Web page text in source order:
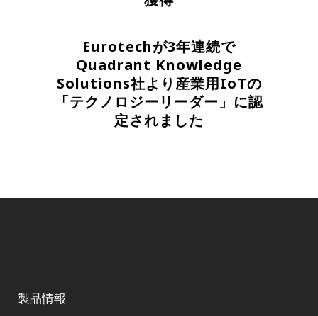
Eurotechが3年連続で
Quadrant Knowledge
Solutions社より産業用IoTの
「テクノロジーリーダー」に認
定されました
製品情報